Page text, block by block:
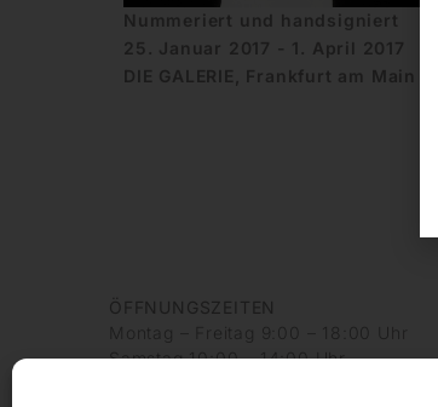
Nummeriert und handsigniert
25. Januar 2017 - 1. April 2017
DIE GALERIE, Frankfurt am Main
ÖFFNUNGSZEITEN
Montag – Freitag 9:00 – 18:00 Uhr
Samstag 10:00 – 14:00 Uhr